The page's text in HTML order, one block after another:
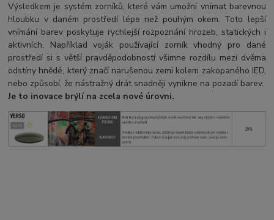
Výsledkem je systém zorníků, které vám umožní vnímat barevnou
hloubku v daném prostředí lépe než pouhým okem. Toto lepší
vnímání barev poskytuje rychlejší rozpoznání hrozeb, statických i
aktivních. Například voják používající zorník vhodný pro dané
prostředí si s větší pravděpodobností všimne rozdílu mezi dvěma
odstíny hnědé, který značí narušenou zemi kolem zakopaného IED,
nebo způsobí, že nástražný drát snadněji vynikne na pozadí barev.
Je to inovace brýlí na zcela nové úrovni.